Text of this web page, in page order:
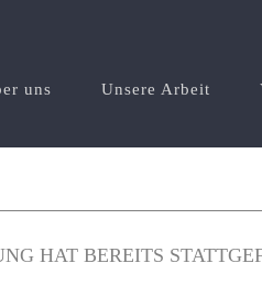
uns Unsere Arbeit
HAT BEREITS